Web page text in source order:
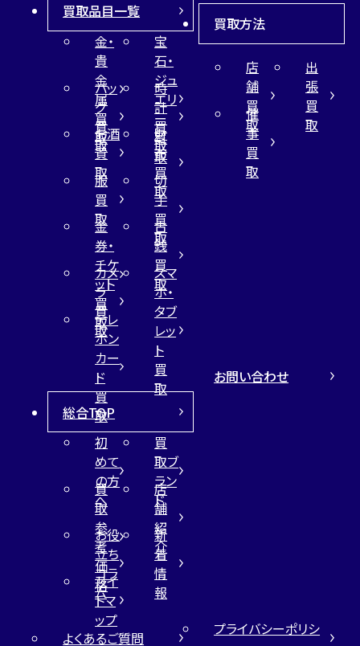
買取品目一覧
金・
貴
金
属
買
取
宝
石・
ジュ
エリ
ー
買
取
バッ
グ
買
取
時
計
買
取
お酒
買
取
財
布
買
取
服
買
取
切
手
買
取
金
券・
チケ
ット
買
取
古
銭
買
取
カメ
ラ
買
取
スマ
ホ・
タブ
レッ
ト
買
取
テレ
ホン
カー
ド
買
取
買取方法
店
舗
買
取
出
張
買
取
催
事
買
取
総合TOP
初
めて
の方
へ
買
取ブ
ラン
ド
買
取
参
考
価
格
店
舗
紹
介
お役
立ち
コラ
ム
新
着
情
報
サイ
トマ
ップ
お問い合わせ
よくあるご質問
プライバシーポリシ